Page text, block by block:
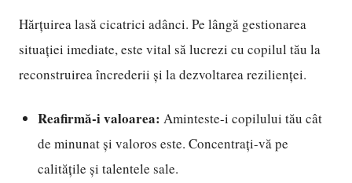
Hărțuirea lasă cicatrici adânci. Pe lângă gestionarea
situației imediate, este vital să lucrezi cu copilul tău la
reconstruirea încrederii și la dezvoltarea rezilienței.
Reafirmă-i valoarea: Aminteste-i copilului tău cât
de minunat și valoros este. Concentrați-vă pe
calitățile și talentele sale.